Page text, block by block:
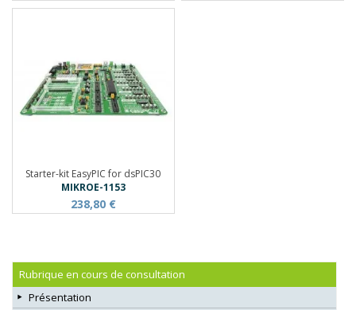
Starter-kit EasyPIC for dsPIC30
MIKROE-1153
238,80 €
Rubrique en cours de consultation
Présentation